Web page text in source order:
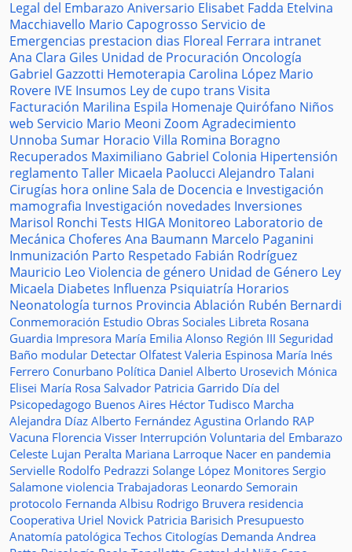
Legal del Embarazo Aniversario Elisabet Fadda Etelvina
Macchiavello Mario Capogrosso Servicio de
Emergencias prestacion dias Floreal Ferrara intranet
Ana Clara Giles Unidad de Procuración Oncología
Gabriel Gazzotti Hemoterapia Carolina López Mario
Rovere IVE Insumos Ley de cupo trans Visita
Facturación Marilina Espila Homenaje Quirófano Niños
web Servicio Mario Meoni Zoom Agradecimiento
Unnoba Sumar Horacio Villa Romina Boragno
Recuperados Maximiliano Gabriel Colonia Hipertensión
reglamento Taller Micaela Paolucci Alejandro Talani
Cirugías hora onlineSala de Docencia e Investigación
mamografia Investigación novedades Inversiones
Marisol Ronchi Tests HIGA Monitoreo Laboratorio de
Mecánica Choferes Ana Baumann Marcelo Paganini
Inmunización Parto Respetado Fabián Rodríguez
Mauricio Leo Violencia de género Unidad de Género Ley
Micaela Diabetes Influenza Psiquiatría Horarios
Neonatología turnos Provincia Ablación Rubén Bernardi
Conmemoración Estudio Obras Sociales Libreta Rosana
Guardia Impresora María Emilia Alonso Región III Seguridad
Baño modular Detectar Olfatest Valeria Espinosa María Inés
Ferrero Conurbano Política Daniel Alberto Urosevich Mónica
Elisei María Rosa Salvador Patricia Garrido Día del
Psicopedagogo Buenos Aires Héctor Tudisco Marcha
Alejandra Díaz Alberto Fernández Agustina Orlando RAP
Vacuna Florencia Visser Interrupción Voluntaria del Embarazo
Celeste Lujan Peralta Mariana Larroque Nacer en pandemia
Servielle Rodolfo Pedrazzi Solange López Monitores Sergio
Salamone violencia Trabajadoras Leonardo Semorain
protocolo Fernanda Albisu Rodrigo Bruvera residencia
Cooperativa Uriel Novick Patricia Barisich Presupuesto
Anatomía patológica Techos Citologías Demanda Andrea